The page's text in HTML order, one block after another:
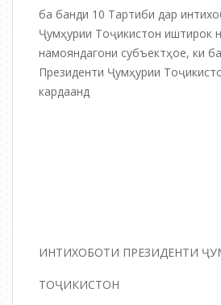
ба банди 10 Тартиби дар
Ҷумҳурии Тоҷикистон иштирок
намояндагони субъектҳое, ки
Президенти Ҷумҳурии
кардаанд
ИНТИХОБОТИ ПРЕЗИДЕНТИ
ТОҶИКИСТОН